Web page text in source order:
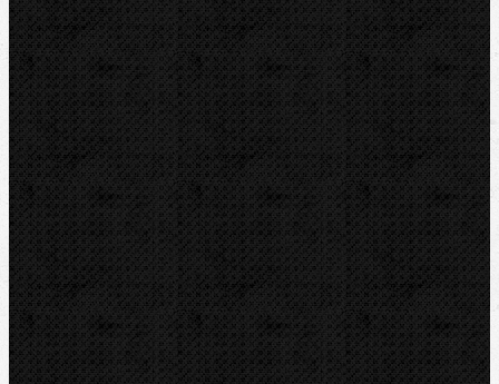
Klimatizační technika
Vysoušení, odvlhčování
Zmrazovací zařízení
Vrtání a frézy
Vrtačky a kladiva
Jádrové vrtačky